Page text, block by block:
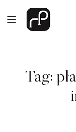
Tag: